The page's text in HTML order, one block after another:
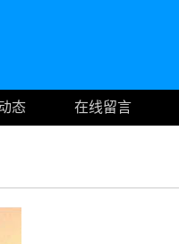
态 在线留言